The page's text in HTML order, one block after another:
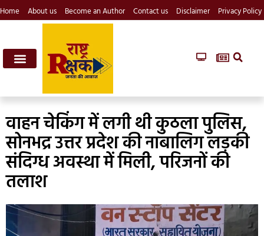
Home About us Become an Author Contact us Disclaimer Privacy Policy
वाहन चेकिंग में लगी थी कुठला पुलिस,
सोनभद्र उत्तर प्रदेश की नाबालिग लड़की
संदिग्ध अवस्था में मिली, परिजनों की
तलाश